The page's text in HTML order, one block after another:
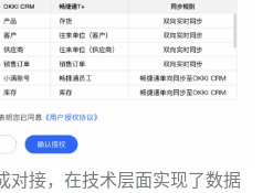
对接，在技术层面实现了数据